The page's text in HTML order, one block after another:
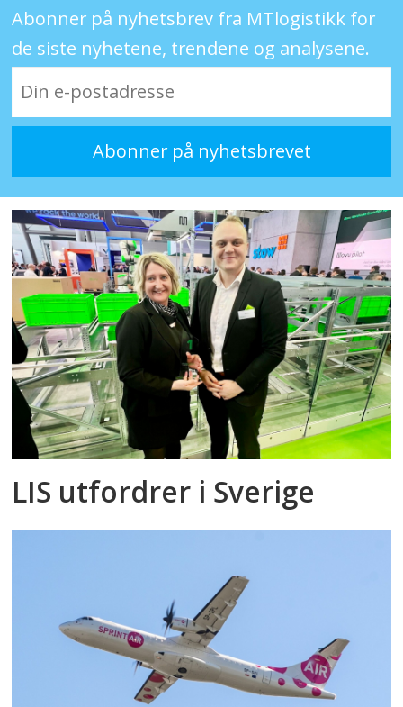
Abonner på nyhetsbrev fra MTlogistikk for
de siste nyhetene, trendene og analysene.
LIS utfordrer i Sverige